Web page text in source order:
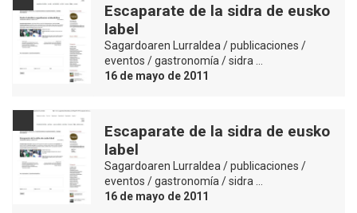
Escaparate de la sidra de eusko
label
Sagardoaren Lurraldea / publicaciones /
eventos / gastronomía / sidra …
16 de mayo de 2011
Escaparate de la sidra de eusko
label
Sagardoaren Lurraldea / publicaciones /
eventos / gastronomía / sidra …
16 de mayo de 2011